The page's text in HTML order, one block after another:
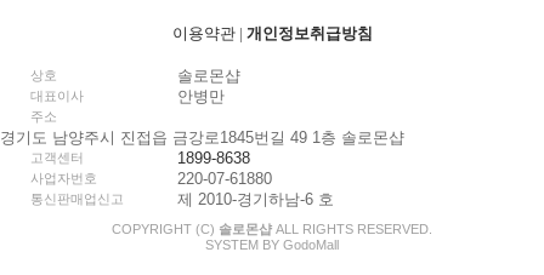
이용약관| 개인정보취급방침
상호 솔로몬샵
대표이사 안병만
주소
경기도 남양주시 진접읍 금강로1845번길 49 1층 솔로몬샵
고객센터 1899-8638
사업자번호 220-07-61880
통신판매업신고 제 2010-경기하남-6 호
COPYRIGHT (C) 솔로몬샵 ALL RIGHTS RESERVED.
SYSTEM BY GodoMall